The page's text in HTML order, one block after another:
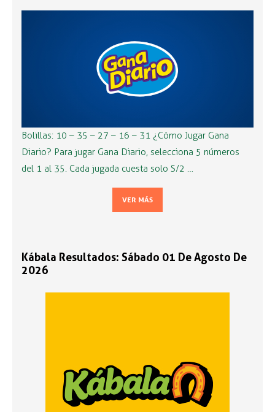
Bolillas: 10 – 35 – 27 – 16 – 31 ¿Cómo Jugar Gana
Diario? Para jugar Gana Diario, selecciona 5 números
del 1 al 35. Cada jugada cuesta solo S/2 …
VER MÁS
Kábala Resultados: Sábado 01 De Agosto De
2026